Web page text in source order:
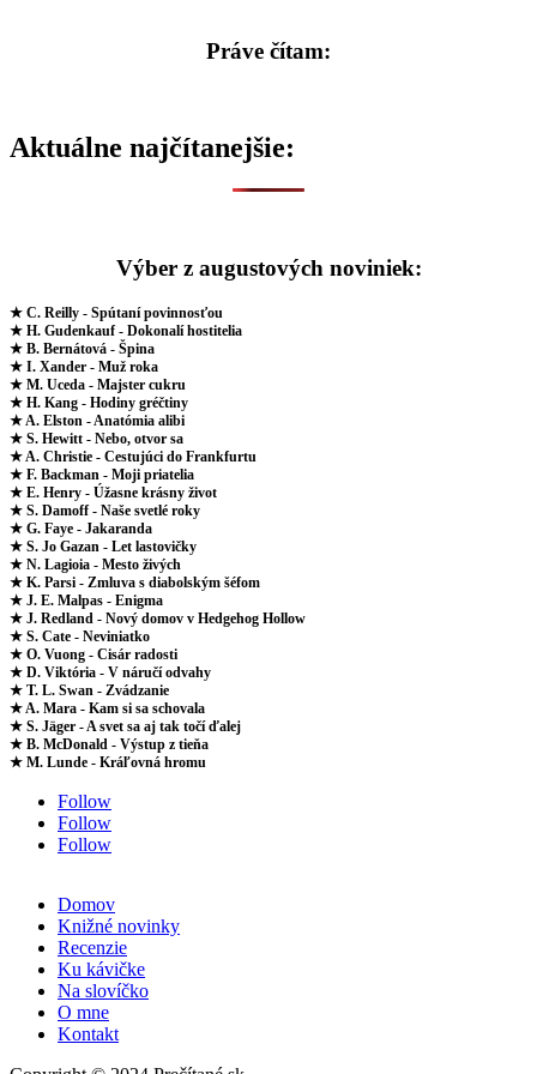
Práve čítam:
Aktuálne najčítanejšie:
Výber z augustových noviniek:
★ C. Reilly - Spútaní povinnosťou
★ H. Gudenkauf - Dokonalí hostitelia
★ B. Bernátová - Špina
★ I. Xander - Muž roka
★ M. Uceda - Majster cukru
★ H. Kang - Hodiny gréčtiny
★ A. Elston - Anatómia alibi
★ S. Hewitt - Nebo, otvor sa
★ A. Christie - Cestujúci do Frankfurtu
★ F. Backman - Moji priatelia
★ E. Henry - Úžasne krásny život
★ S. Damoff - Naše svetlé roky
★ G. Faye - Jakaranda
★ S. Jo Gazan - Let lastovičky
★ N. Lagioia - Mesto živých
★ K. Parsi - Zmluva s diabolským šéfom
★ J. E. Malpas - Enigma
★ J. Redland - Nový domov v Hedgehog Hollow
★ S. Cate - Neviniatko
★ O. Vuong - Cisár radosti
★ D. Viktória - V náručí odvahy
★ T. L. Swan - Zvádzanie
★ A. Mara - Kam si sa schovala
★ S. Jäger - A svet sa aj tak točí ďalej
★ B. McDonald - Výstup z tieňa
★ M. Lunde - Kráľovná hromu
Follow
Follow
Follow
Domov
Knižné novinky
Recenzie
Ku kávičke
Na slovíčko
O mne
Kontakt